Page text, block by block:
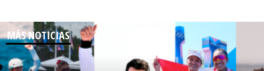
MÁS NOTICIAS